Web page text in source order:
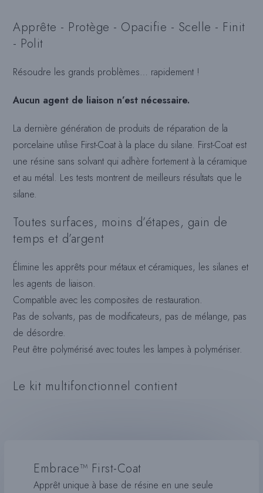
Apprête - Protège - Opacifie - Scelle - Finit
- Polit
Résoudre les grands problèmes… rapidement !
Aucun agent de liaison n’est nécessaire.
La dernière génération de produits de réparation de la
porcelaine utilise First-Coat à la place du silane. First-Coat est
une résine sans solvant qui adhère fortement à la céramique
et au métal. Les tests montrent de meilleurs résultats que le
silane.
Toutes surfaces, moins d’étapes, gain de
temps et d’argent
Élimine les apprêts pour métaux et céramiques, les silanes et
les agents de liaison.
Compatible avec les composites de restauration.
Pas de solvants, pas de modificateurs, pas de mélange, pas
de désordre.
Peut être polymérisé avec toutes les lampes à polymériser.
Le kit multifonctionnel contient
Embrace™ First-Coat
Apprêt unique à base de résine en une seule